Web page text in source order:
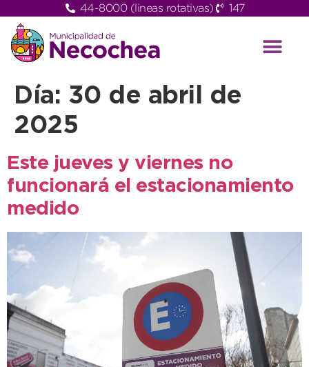
44-8000 (lineas rotativas) 147
Día: 30 de abril de
2025
Este jueves y viernes no
funcionará el estacionamiento
medido